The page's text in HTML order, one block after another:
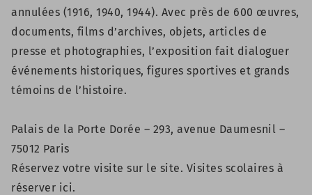
annulées (1916, 1940, 1944). Avec près de 600 œuvres,
documents, films d’archives, objets, articles de
presse et photographies, l’exposition fait dialoguer
événements historiques, figures sportives et grands
témoins de l’histoire.
Palais de la Porte Dorée – 293, avenue Daumesnil –
75012 Paris
Réservez votre visite sur le site. Visites scolaires à
réserver ici.